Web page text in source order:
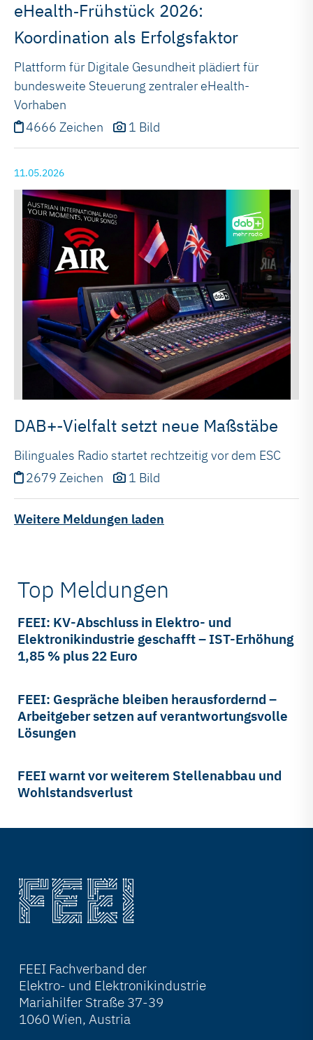
eHealth‑Frühstück 2026:
Koordination als Erfolgsfaktor
Plattform für Digitale Gesundheit plädiert für
bundesweite Steuerung zentraler eHealth-
Vorhaben
4666 Zeichen
1 Bild
11.05.2026
DAB+-Vielfalt setzt neue Maßstäbe
Bilinguales Radio startet rechtzeitig vor dem ESC
2679 Zeichen
1 Bild
Weitere Meldungen laden
Top Meldungen
FEEI: KV-Abschluss in Elektro- und
Elektronikindustrie geschafft – IST-Erhöhung
1,85 % plus 22 Euro
FEEI: Gespräche bleiben herausfordernd –
Arbeitgeber setzen auf verantwortungsvolle
Lösungen
FEEI warnt vor weiterem Stellenabbau und
Wohlstandsverlust
FEEI Fachverband der
Elektro- und Elektronikindustrie
Mariahilfer Straße 37-39
1060 Wien, Austria